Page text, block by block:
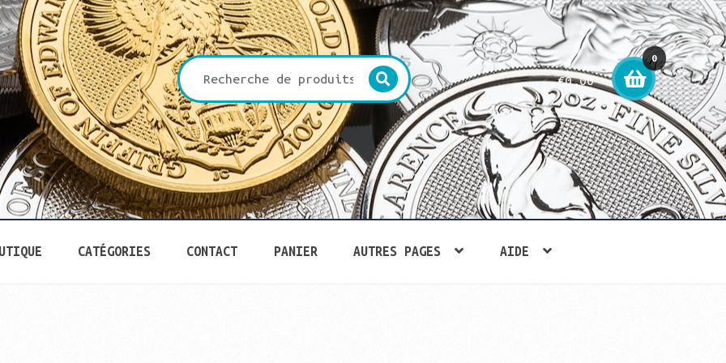
€0,00
0
arti
cle
CATÉGORIES CONTACT PANIER AUTRES PAGES AIDE